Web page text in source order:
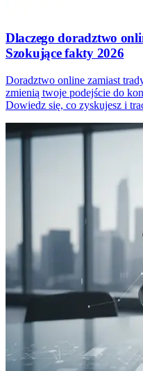
Dlaczego doradztwo
Szokujące fakty 2026
Doradztwo online zamiast
zmienią twoje podejście do
Dowiedz się, co zyskujesz i